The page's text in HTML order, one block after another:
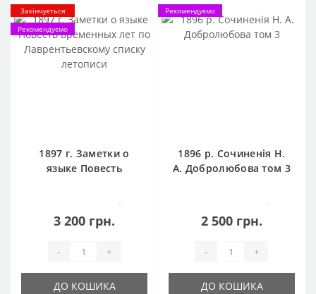
Закінчується
Рекомендуємо
1897 г. Заметки о
языке Повесть
3 200 грн.
- +
ДО КОШИКА
Рекомендуємо
1896 р. Сочиненія Н.
А. Добролюбова том 3
2 500 грн.
- +
ДО КОШИКА